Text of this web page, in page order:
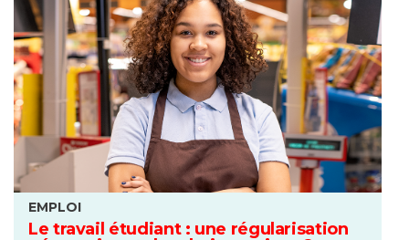
EMPLOI
Le travail étudiant : une régularisation